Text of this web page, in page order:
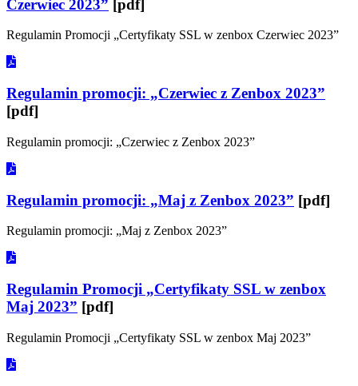
Czerwiec 2023” [pdf]
Regulamin Promocji „Certyfikaty SSL w zenbox Czerwiec 2023”
Regulamin promocji: „Czerwiec z Zenbox 2023”
[pdf]
Regulamin promocji: „Czerwiec z Zenbox 2023”
Regulamin promocji: „Maj z Zenbox 2023” [pdf]
Regulamin promocji: „Maj z Zenbox 2023”
Regulamin Promocji „Certyfikaty SSL w zenbox
Maj 2023” [pdf]
Regulamin Promocji „Certyfikaty SSL w zenbox Maj 2023”